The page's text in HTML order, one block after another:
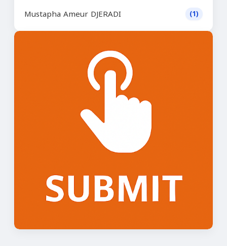
Mustapha Ameur DJERADI (1)